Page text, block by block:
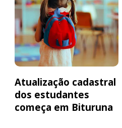
Atualização cadastral
dos estudantes
começa em Bituruna